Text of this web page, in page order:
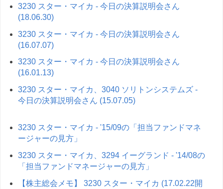
3230 スター・マイカ - 今日の決算説明会さん
(18.06.30)
3230 スター・マイカ - 今日の決算説明会さん
(16.07.07)
3230 スター・マイカ - 今日の決算説明会さん
(16.01.13)
3230 スター・マイカ、3040 ソリトンシステムズ -
今日の決算説明会さん (15.07.05)
3230 スター・マイカ - '15/09の「担当ファンドマネ
ージャーの見方」
3230 スター・マイカ、3294 イーグランド - '14/08の
「担当ファンドマネージャーの見方」
【株主総会メモ】 3230 スター・マイカ (17.02.22開